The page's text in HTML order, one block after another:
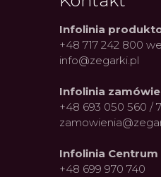
Infolinia
+48 717 242 800
info@zegarki.pl
Infolinia
+48 693 050 560 /
Infolinia
+48 699 970 740